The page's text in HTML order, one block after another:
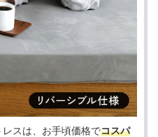
スは、お手頃価格でコスパ